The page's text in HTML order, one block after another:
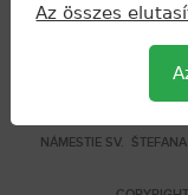
STREDNÁ
NÁMESTIE SV.
Az összes